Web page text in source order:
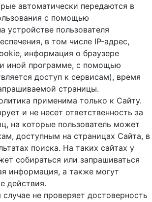
автоматически передаются в
с помощью
устройстве пользователя
в том числе IP-адрес,
информация о браузере
иной программе, с помощью
доступ к cервисам), время
страницы.
применима только к Сайту.
и не несет ответственность за
на которые пользователь может
доступным на страницах Сайта, в
поиска. На таких сайтах у
собираться или запрашиваться
информация, а также могут
действия.
не проверяет достоверность